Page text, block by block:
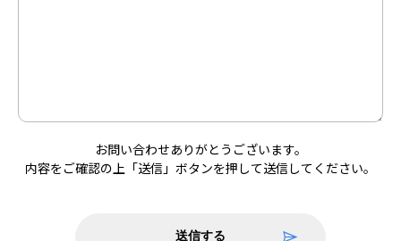
お問い合わせありがとうございます。
内容をご確認の上「送信」ボタンを押して送信してください。